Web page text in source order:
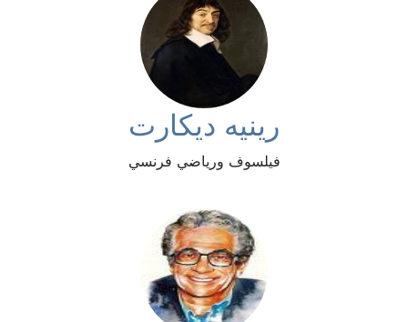
رينيه ديكارت
فيلسوف ورياضي فرنسي